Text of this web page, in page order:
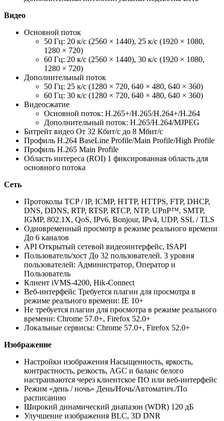
Видео
Основной поток
50 Гц: 20 к/с (2560 × 1440), 25 к/с (1920 × 1080,
1280 × 720)
60 Гц: 20 к/с (2560 × 1440), 30 к/с (1920 × 1080,
1280 × 720)
Дополнительный поток
50 Гц: 25 к/с (1280 × 720, 640 × 480, 640 × 360)
60 Гц: 30 к/с (1280 × 720, 640 × 480, 640 × 360)
Видеосжатие
Основной поток: H.265+/H.265/H.264+/H.264
Дополнительный поток: H.265/H.264/MJPEG
Битрейт видео От 32 Кбит/с до 8 Мбит/с
Профиль H.264 BaseLine Profile/Main Profile/High Profile
Профиль H.265 Main Profile
Область интереса (ROI) 1 фиксированная область для
основного потока
Сеть
Протоколы TCP / IP, ICMP, HTTP, HTTPS, FTP, DHCP,
DNS, DDNS, RTP, RTSP, RTCP, NTP, UPnP™, SMTP,
IGMP, 802.1X, QoS, IPv6, Bonjour, IPv4, UDP, SSL / TLS
Одновременный просмотр в режиме реального времени
До 6 каналов
API Открытый сетевой видеоинтерфейс, ISAPI
Пользователь/хост До 32 пользователей. 3 уровня
пользователей: Администратор, Оператор и
Пользователь
Клиент iVMS-4200, Hik-Connect
Веб-интерфейс Требуется плагин для просмотра в
режиме реального времени: IE 10+
Не требуется плагин для просмотра в режиме реального
времени: Chrome 57.0+, Firefox 52.0+
Локальные сервисы: Chrome 57.0+, Firefox 52.0+
Изображение
Настройки изображения Насыщенность, яркость,
контрастность, резкость, AGC и баланс белого
настраиваются через клиентское ПО или веб-интерфейс
Режим «день / ночь» День/Ночь/Автоматич./По
расписанию
Широкий динамический диапазон (WDR) 120 дБ
Улучшение изображения BLC, 3D DNR